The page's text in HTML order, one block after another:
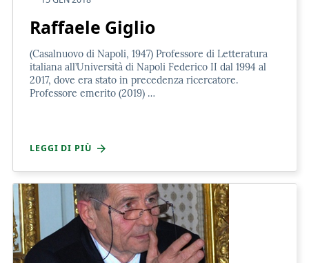
Raffaele Giglio
(Casalnuovo di Napoli, 1947) Professore di Letteratura
italiana all’Università di Napoli Federico II dal 1994 al
2017, dove era stato in precedenza ricercatore.
Professore emerito (2019) …
LEGGI DI PIÙ